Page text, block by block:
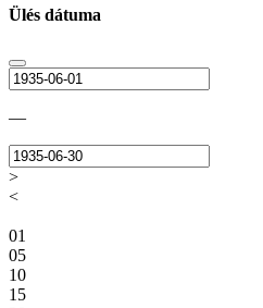
Ülés dátuma
—
>
<
01
05
10
15